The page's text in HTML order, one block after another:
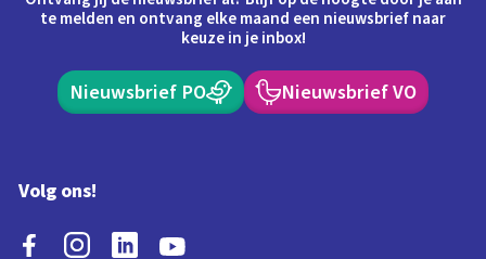
te melden en ontvang elke maand een nieuwsbrief naar
keuze in je inbox!
Nieuwsbrief PO Nieuwsbrief VO
Volg ons!